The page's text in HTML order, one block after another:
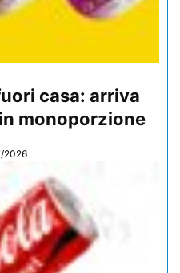
casa: arriva
monoporzione
2026